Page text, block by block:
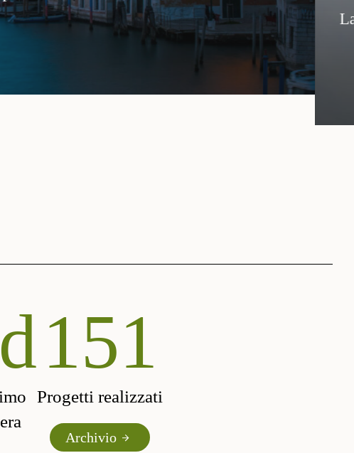
Regionale Venetian Cluster, nasce per
pubblico privata dei settori creativi,
190
Progetti realizzati
Archivio